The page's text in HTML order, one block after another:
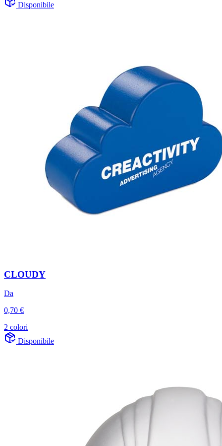
Disponibile
CLOUDY
Da
0,70 €
2 colori
Disponibile